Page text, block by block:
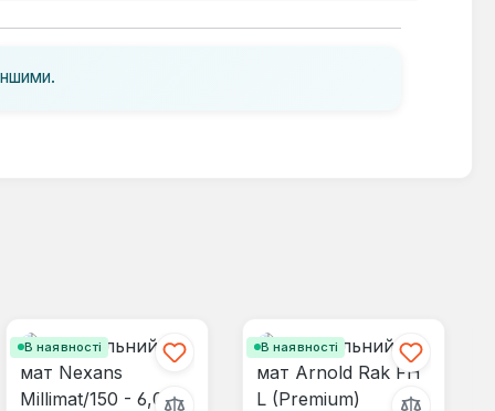
В наявності В наявності